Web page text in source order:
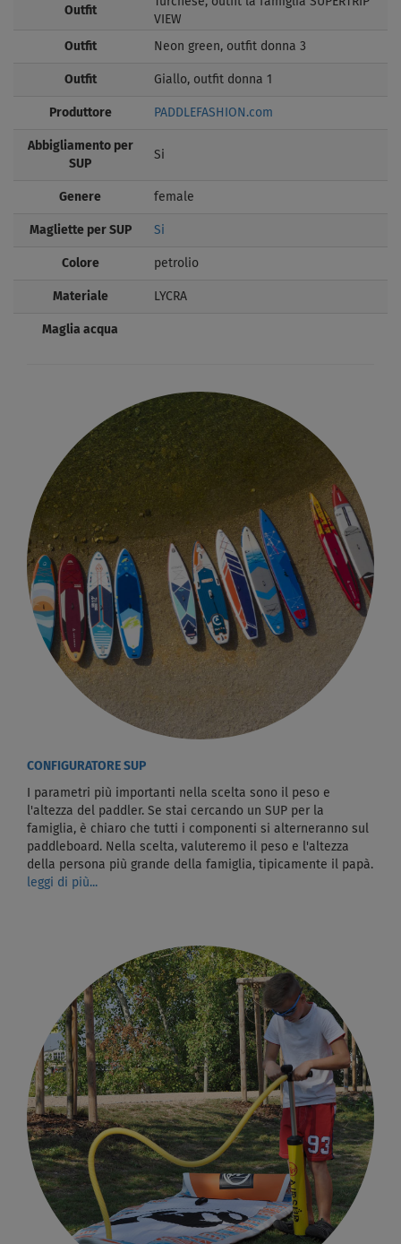
Outfit
VIEW
Outfit Neon green, outfit donna 3
Outfit Giallo, outfit donna 1
Produttore PADDLEFASHION.com
Abbigliamento per
SUP
Si
Genere female
Magliette per SUP Si
Colore petrolio
Materiale LYCRA
Maglia acqua
CONFIGURATORE SUP
I parametri più importanti nella scelta sono il peso e
l'altezza del paddler. Se stai cercando un SUP per la
famiglia, è chiaro che tutti i componenti si alterneranno sul
paddleboard. Nella scelta, valuteremo il peso e l'altezza
della persona più grande della famiglia, tipicamente il papà.
leggi di più...